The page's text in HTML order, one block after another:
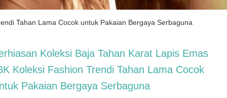
Tahan Lama Cocok untuk Pakaian Bergaya Serbaguna
Koleksi Baja Tahan Karat Lapis Emas
Koleksi Fashion Trendi Tahan Lama Cocok
Pakaian Bergaya Serbaguna